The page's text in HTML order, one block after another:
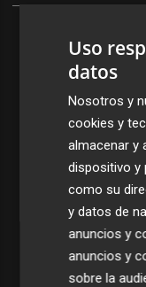
Uso
datos
Nosotros y
cookies y
almacenar y
dispositivo y
como su
y datos de
anuncios y
anuncios y
sobre la